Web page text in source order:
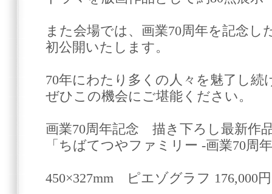
また会場では、画業70周年を記念し
初公開いたします。
70年にわたり多くの人々を魅了し続
ぜひこの機会にご堪能ください。
画業70周年記念 描き下ろし最新作
「ちばてつやファミリー -画業70周
450×327mm ピエゾグラフ 176,000円